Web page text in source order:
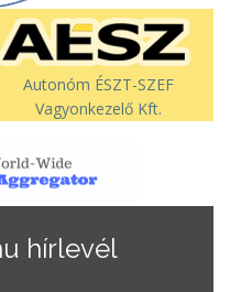
Autonóm ÉSZT-SZEF
Vagyonkezelő Kft.
hírlevél